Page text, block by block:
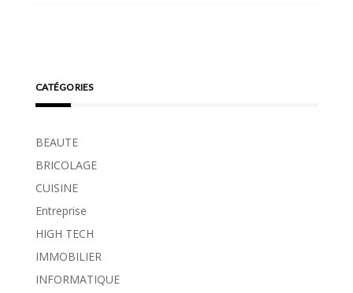
CATÉGORIES
BEAUTE
BRICOLAGE
CUISINE
Entreprise
HIGH TECH
IMMOBILIER
INFORMATIQUE